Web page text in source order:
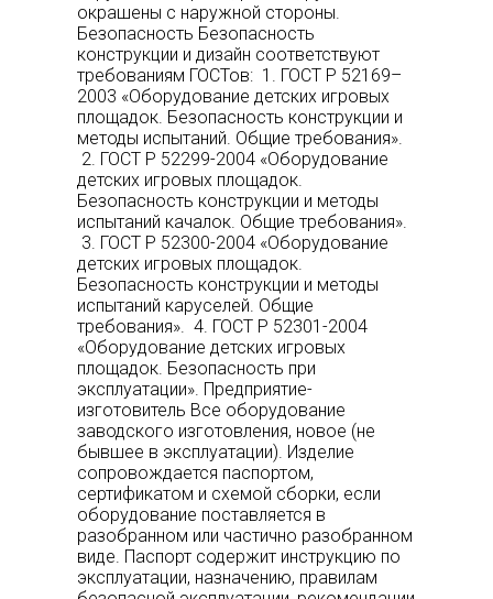
окрашены с наружной стороны.
Безопасность Безопасность
конструкции и дизайн соответствуют
требованиям ГОСТов: 1. ГОСТ Р 52169–
2003 «Оборудование детских игровых
площадок. Безопасность конструкции и
методы испытаний. Общие требования».
2. ГОСТ Р 52299-2004 «Оборудование
детских игровых площадок.
Безопасность конструкции и методы
испытаний качалок. Общие требования».
3. ГОСТ Р 52300-2004 «Оборудование
детских игровых площадок.
Безопасность конструкции и методы
испытаний каруселей. Общие
требования». 4. ГОСТ Р 52301-2004
«Оборудование детских игровых
площадок. Безопасность при
эксплуатации». Предприятие-
изготовитель Все оборудование
заводского изготовления, новое (не
бывшее в эксплуатации). Изделие
сопровождается паспортом,
сертификатом и схемой сборки, если
оборудование поставляется в
разобранном или частично разобранном
виде. Паспорт содержит инструкцию по
эксплуатации, назначению, правилам